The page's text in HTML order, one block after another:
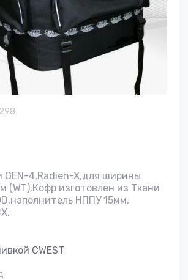
GEN-4,Radien-X,для ширины
(WT),Кофр изготовлен из Ткани
НППУ 15мм,
CWEST